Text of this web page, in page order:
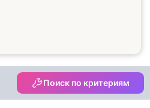
Поиск по критериям